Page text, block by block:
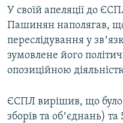
У своїй апеляції до
Пашинян наполягав,
переслідування у
зумовлене його
опозиційною
ЄСПЛ вирішив, що було
зборів та обʼєднань)